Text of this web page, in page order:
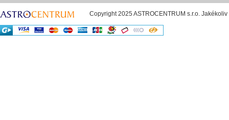
Copyright 2025 ASTROCENTRUM s.r.o.